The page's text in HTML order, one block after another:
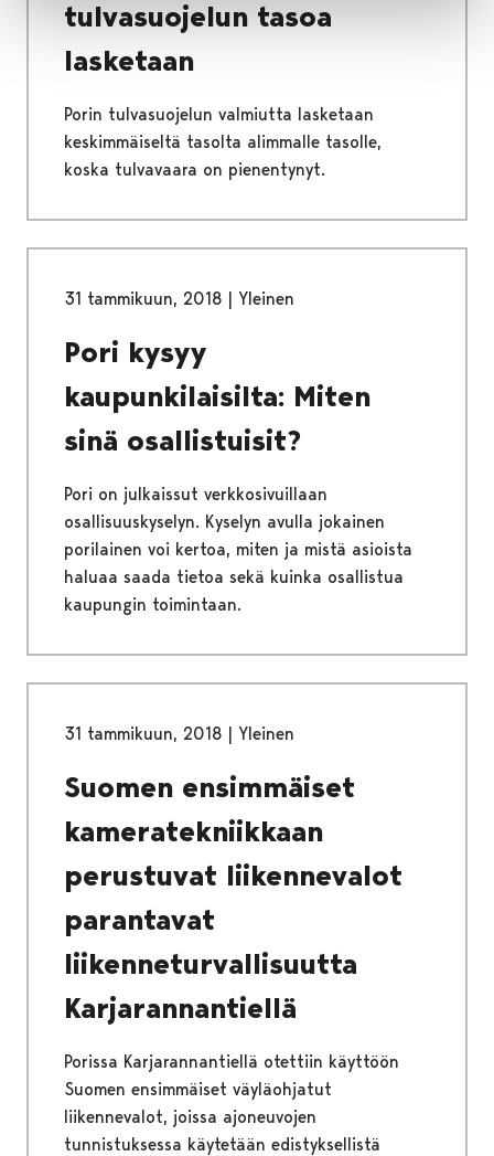
tulvasuojelun tasoa
lasketaan
Porin tulvasuojelun valmiutta lasketaan
keskimmäiseltä tasolta alimmalle tasolle,
koska tulvavaara on pienentynyt.
31 tammikuun, 2018 | Yleinen
Pori kysyy
kaupunkilaisilta: Miten
sinä osallistuisit?
Pori on julkaissut verkkosivuillaan
osallisuuskyselyn. Kyselyn avulla jokainen
porilainen voi kertoa, miten ja mistä asioista
haluaa saada tietoa sekä kuinka osallistua
kaupungin toimintaan.
31 tammikuun, 2018 | Yleinen
Suomen ensimmäiset
kameratekniikkaan
perustuvat liikennevalot
parantavat
liikenneturvallisuutta
Karjarannantiellä
Porissa Karjarannantiellä otettiin käyttöön
Suomen ensimmäiset väyläohjatut
liikennevalot, joissa ajoneuvojen
tunnistuksessa käytetään edistyksellistä